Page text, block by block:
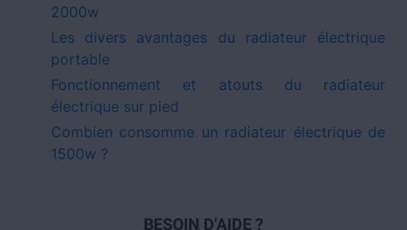
2000w
Les divers avantages du radiateur électrique
portable
Fonctionnement et atouts du radiateur
électrique sur pied
Combien consomme un radiateur électrique de
1500w ?
BESOIN D'AIDE ?